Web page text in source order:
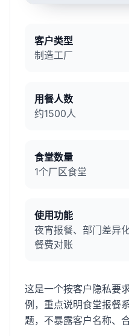
客户类型
制造工厂
用餐人数
约1500人
食堂数量
1个厂区食堂
使用功能
夜宵报餐、部门差异
餐费对账
这是一个按客户隐私要
例，重点说明食堂报餐
题，不暴露客户名称、